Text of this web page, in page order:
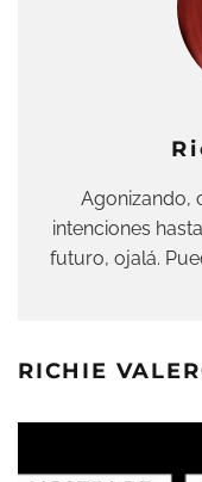
Agonizando,
intenciones
futuro, ojalá.
RICHIE